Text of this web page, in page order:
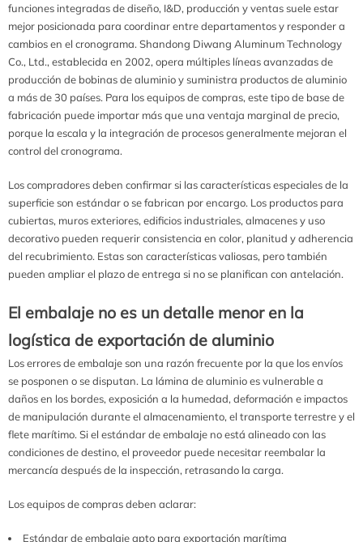
funciones integradas de diseño, I&D, producción y ventas suele estar
mejor posicionada para coordinar entre departamentos y responder a
cambios en el cronograma. Shandong Diwang Aluminum Technology
Co., Ltd., establecida en 2002, opera múltiples líneas avanzadas de
producción de bobinas de aluminio y suministra productos de aluminio
a más de 30 países. Para los equipos de compras, este tipo de base de
fabricación puede importar más que una ventaja marginal de precio,
porque la escala y la integración de procesos generalmente mejoran el
control del cronograma.
Los compradores deben confirmar si las características especiales de la
superficie son estándar o se fabrican por encargo. Los productos para
cubiertas, muros exteriores, edificios industriales, almacenes y uso
decorativo pueden requerir consistencia en color, planitud y adherencia
del recubrimiento. Estas son características valiosas, pero también
pueden ampliar el plazo de entrega si no se planifican con antelación.
El embalaje no es un detalle menor en la
logística de exportación de aluminio
Los errores de embalaje son una razón frecuente por la que los envíos
se posponen o se disputan. La lámina de aluminio es vulnerable a
daños en los bordes, exposición a la humedad, deformación e impactos
de manipulación durante el almacenamiento, el transporte terrestre y el
flete marítimo. Si el estándar de embalaje no está alineado con las
condiciones de destino, el proveedor puede necesitar reembalar la
mercancía después de la inspección, retrasando la carga.
Los equipos de compras deben aclarar:
Estándar de embalaje apto para exportación marítima